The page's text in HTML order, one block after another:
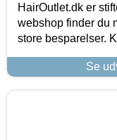
HairOutlet.dk er
webshop finder du
store besparelser.
Se